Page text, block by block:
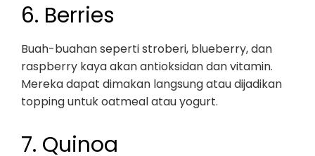
6. Berries
Buah-buahan seperti stroberi, blueberry, dan
raspberry kaya akan antioksidan dan vitamin.
Mereka dapat dimakan langsung atau dijadikan
topping untuk oatmeal atau yogurt.
7. Quinoa